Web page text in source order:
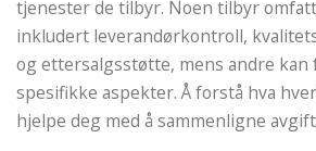
tjenester de tilbyr. Noen tilbyr
inkludert leverandørkontroll,
og ettersalgsstøtte, mens andre kan
spesifikke aspekter. Å forstå hva
hjelpe deg med å sammenligne